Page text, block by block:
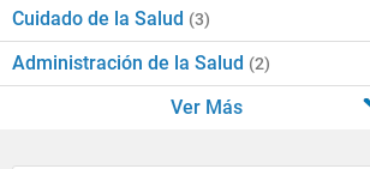
Cuidado de la Salud (3)
Administración de la Salud (2)
Ver Más